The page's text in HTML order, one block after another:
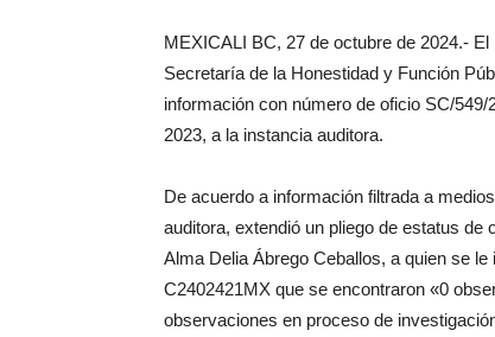
MEXICALI BC, 27 de octubre de 2024.-
Secretaría de la Honestidad y Función
información con número de oficio SC/
2023, a la instancia auditora.
De acuerdo a información filtrada a
auditora, extendió un pliego de estatus de
Alma Delia Ábrego Ceballos, a quien se
C2402421MX que se encontraron «0
observaciones en proceso de